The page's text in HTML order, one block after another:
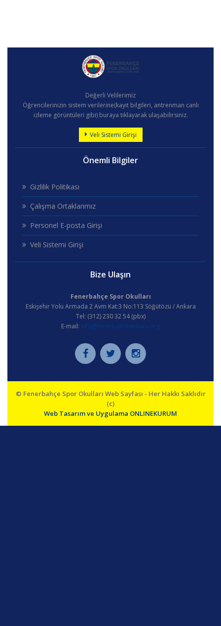
Değerli Velilerimiz
Öğrencilerinizin sistem verilerine(kayıt bilgileri, antrenman canlı
izleme görüntüleri gibi) buraya tıklayarak ulaşabilirsiniz.
Veli Sistemi Girişi
Önemli Bilgiler
Gizlilik Politikası
Çalışma Ortaklarımız
Personel E-posta Girişi
Veli Sistemi Girişi
Bize Ulaşın
Fenerbahçe Spor Okulları
Eskişehir Yolu Armada 2 Avm Kat:3 No:113 Söğütözü / Ankara
Tel: (312) 230 32 54 (pbx)
E-mail: info@fenerbahceankara.org
© Fenerbahçe Spor Okulları Web Sayfası - Her Hakkı Saklıdır
(c)
Web Tasarım ve Uygulama ONLINEKURUM